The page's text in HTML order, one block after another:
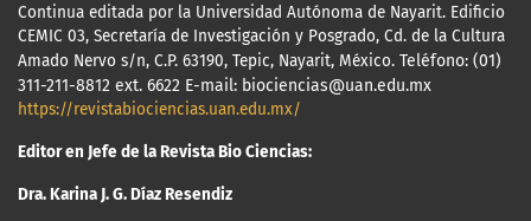
Continua editada por la Universidad Autónoma de Nayarit. Edificio
CEMIC 03, Secretaría de Investigación y Posgrado, Cd. de la Cultura
Amado Nervo s/n, C.P. 63190, Tepic, Nayarit, México. Teléfono: (01)
311-211-8812 ext. 6622 E-mail: biociencias@uan.edu.mx
https://revistabiociencias.uan.edu.mx/
Editor en Jefe de la Revista Bio Ciencias:
Dra. Karina J. G. Díaz Resendiz